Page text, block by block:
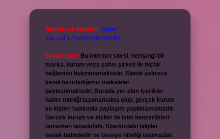
Reklam ve İletişim: Skype:
live:.cid.575569c608265c69
Yasal Uyarı: Bu internet sitesi, herhangi bir
marka, kurum veya şahıs şirketi ile hiçbir
bağlantısı bulunmamaktadır. Sitede yalnızca
kendi hazırladığımız makaleler
paylaşılmaktadır. Burada yer alan içerikler
haber niteliği taşımamakta olup, gerçek kurum
ve kişiler hakkında paylaşım yapılmamaktadır.
Gerçek kurum ve kişiler ile isim benzerlikleri
tamamen tesadüfidir. Sitemizdeki bilgiler
taslak halindedir ve tavsiye niteliği taşımazlar.